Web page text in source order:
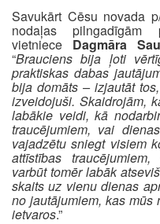
Savukārt Cēsu novada
nodaļas pilngadīgām
vietniece Dagmāra
“Brauciens bija ļoti
praktiskas dabas
bija domāts – izjautāt
izveidojuši. Skaidrojām,
labākie veidi, kā
traucējumiem, vai
vajadzētu sniegt visiem
attīstības
varbūt tomēr labāk
skaits uz vienu dienas
no jautājumiem, kas
ietvaros.”